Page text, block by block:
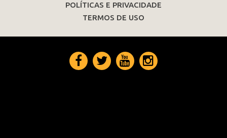
POLÍTICAS E PRIVACIDADE
TERMOS DE USO